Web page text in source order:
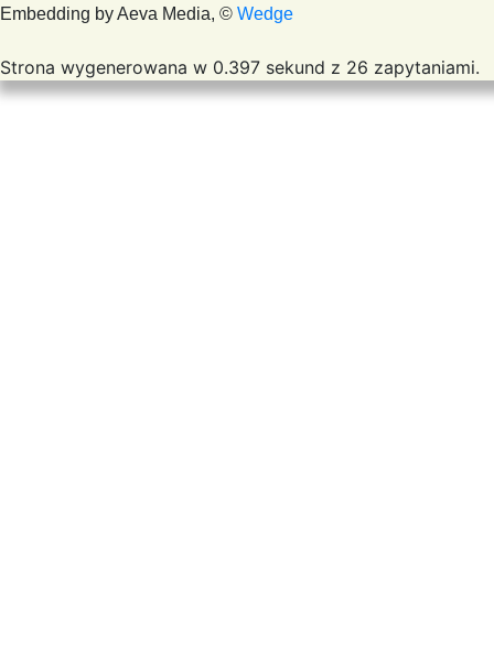
Embedding by Aeva Media, © Wedge
Strona wygenerowana w 0.397 sekund z 26 zapytaniami.